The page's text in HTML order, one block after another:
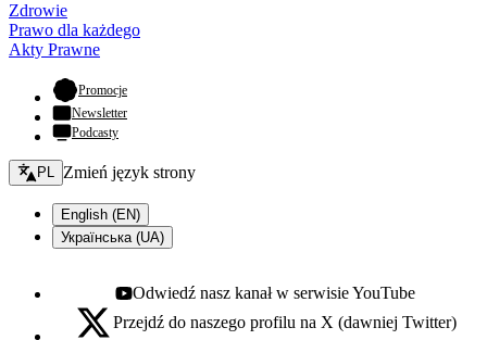
Zdrowie
Prawo dla każdego
Akty Prawne
Promocje- otwiera się w nowej karcie
Newsletter
Podcasty
Zmień język - bieżący:
PL Zmień język strony
English (EN)
Українська (UA)
Youtube - otwiera się w nowej karcie
Odwiedź nasz kanał w serwisie YouTube
X - otwiera się w nowej karcie
Przejdź do naszego profilu na X (dawniej Twitter)